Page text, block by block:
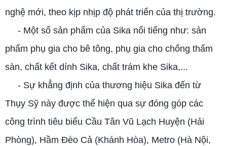
nghệ mới, theo kịp nhịp độ phát triển của thị trường.
- Một số sản phẩm của Sika nổi tiếng như: sản
phẩm phụ gia cho bê tông, phụ gia cho chống thấm
sàn, chất kết dính Sika, chất trám khe Sika,...
- Sự khẳng định của thương hiệu Sika đến từ
Thụy Sỹ này được thể hiện qua sự đóng góp các
công trình tiêu biểu Cầu Tân Vũ Lạch Huyện (Hải
Phòng), Hầm Đèo Cả (Khánh Hòa), Metro (Hà Nội,